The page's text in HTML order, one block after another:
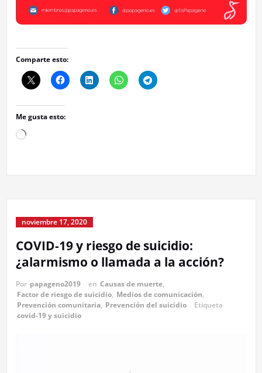
Comparte esto:
Me gusta esto:
Cargando...
noviembre 17, 2020
COVID-19 y riesgo de suicidio:
¿alarmismo o llamada a la acción?
Por papageno2019 en Causas de muerte,
Factor de riesgo de suicidio, Medios de comunicación,
Prevención comunitaria, Prevención del suicidio
Etiqueta
covid-19 y suicidio